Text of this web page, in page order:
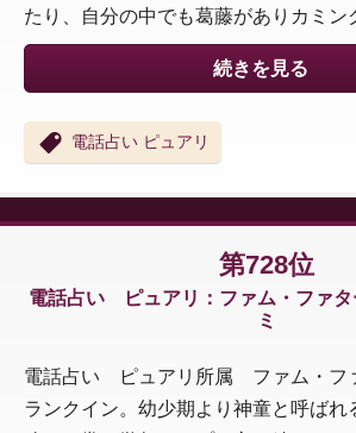
たり、自分の中でも葛藤がありカミン
続きを見る
電話占い ピュアリ
第728位
電話占い ピュアリ：ファム・ファタ
ミ
電話占い ピュアリ所属 ファム・フ
ランクイン。幼少期より神童と呼ばれ